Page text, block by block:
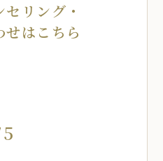
リング・
せはこちら